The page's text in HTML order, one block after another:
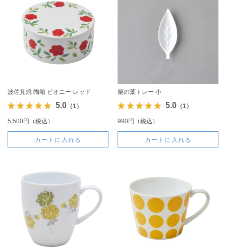
波佐見焼 陶箱 ピオニー レッド
5.0（1）
5,500円（税込）
カートに入れる
栗の葉トレー 小
5.0（1）
990円（税込）
カートに入れる